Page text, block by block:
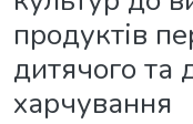
продуктів
дитячого та
харчування